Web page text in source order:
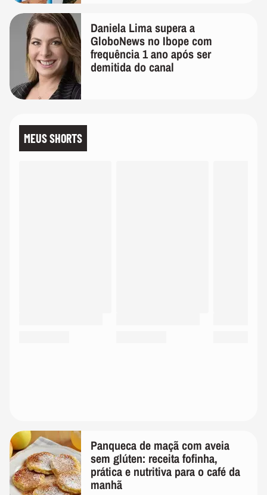
Daniela Lima supera a
GloboNews no Ibope com
frequência 1 ano após ser
demitida do canal
MEUS SHORTS
Panqueca de maçã com aveia
sem glúten: receita fofinha,
prática e nutritiva para o café da
manhã